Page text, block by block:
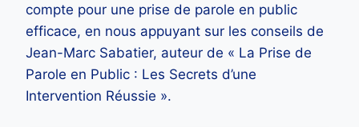
compte pour une prise de parole en public
efficace, en nous appuyant sur les conseils de
Jean-Marc Sabatier, auteur de « La Prise de
Parole en Public : Les Secrets d’une
Intervention Réussie ».